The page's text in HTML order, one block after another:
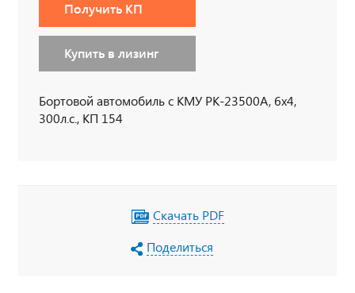
Получить КП
Купить в лизинг
Бортовой автомобиль с КМУ РК-23500А, 6х4,
300л.с., КП 154
Скачать PDF
Поделиться